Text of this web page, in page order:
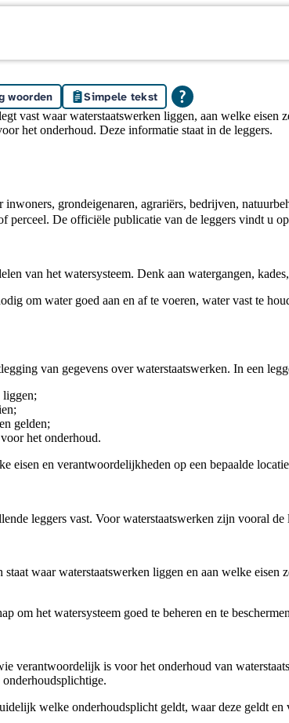
woorden Simpele tekst
vast waar waterstaatswerken liggen, aan welke eisen
het onderhoud. Deze informatie staat in de leggers.
grondeigenaren, agrariërs, bedrijven,
perceel. De officiële publicatie van de leggers vindt u op
van het watersysteem. Denk aan watergangen,
om water goed aan en af te voeren, water vast te
van gegevens over waterstaatswerken. In een
liggen;
gelden;
het onderhoud.
eisen en verantwoordelijkheden op een bepaalde
leggers vast. Voor waterstaatswerken zijn vooral
staat waar waterstaatswerken liggen en aan welke
om het watersysteem goed te beheren en te
verantwoordelijk is voor het onderhoud van
onderhoudsplichtige.
welke onderhoudsplicht geldt, waar deze geldt